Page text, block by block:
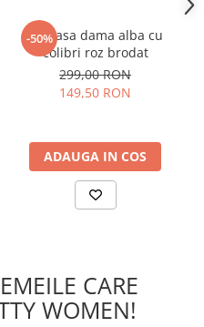
-50%
Camasa dama alba cu
colibri roz brodat
299,00 RON
149,50 RON
ADAUGA IN COS
CARE
WOMEN!